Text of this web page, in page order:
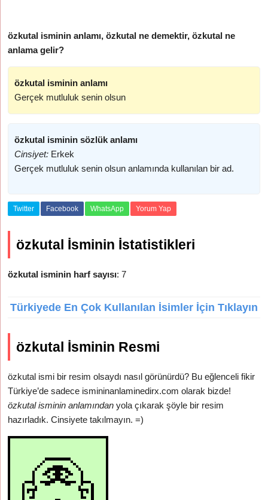
özkutal isminin anlamı, özkutal ne demektir, özkutal ne
anlama gelir?
özkutal isminin anlamı
Gerçek mutluluk senin olsun
özkutal isminin sözlük anlamı
Cinsiyet: Erkek
Gerçek mutluluk senin olsun anlamında kullanılan bir ad.
Twitter Facebook WhatsApp Yorum Yap
özkutal İsminin İstatistikleri
özkutal isminin harf sayısı: 7
Türkiyede En Çok Kullanılan İsimler İçin Tıklayın
özkutal İsminin Resmi
özkutal ismi bir resim olsaydı nasıl görünürdü? Bu eğlenceli fikir
Türkiye’de sadece ismininanlaminedirx.com olarak bizde!
özkutal isminin anlamından yola çıkarak şöyle bir resim
hazırladık. Cinsiyete takılmayın. =)